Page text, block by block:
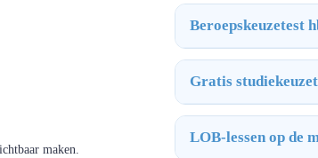
maken.
Beroepskeuzetest
Gratis
LOB-lessen op de